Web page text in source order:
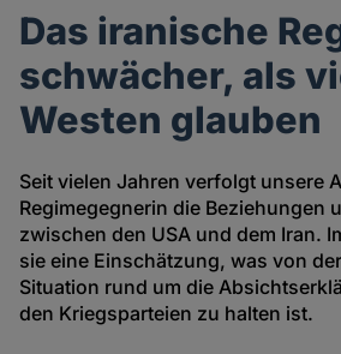
Das iranische
schwächer, als
Westen glauben
Seit vielen Jahren verfolgt unsere
Regimegegnerin die Beziehungen
zwischen den USA und dem Iran.
sie eine Einschätzung, was von
Situation rund um die
den Kriegsparteien zu halten ist.